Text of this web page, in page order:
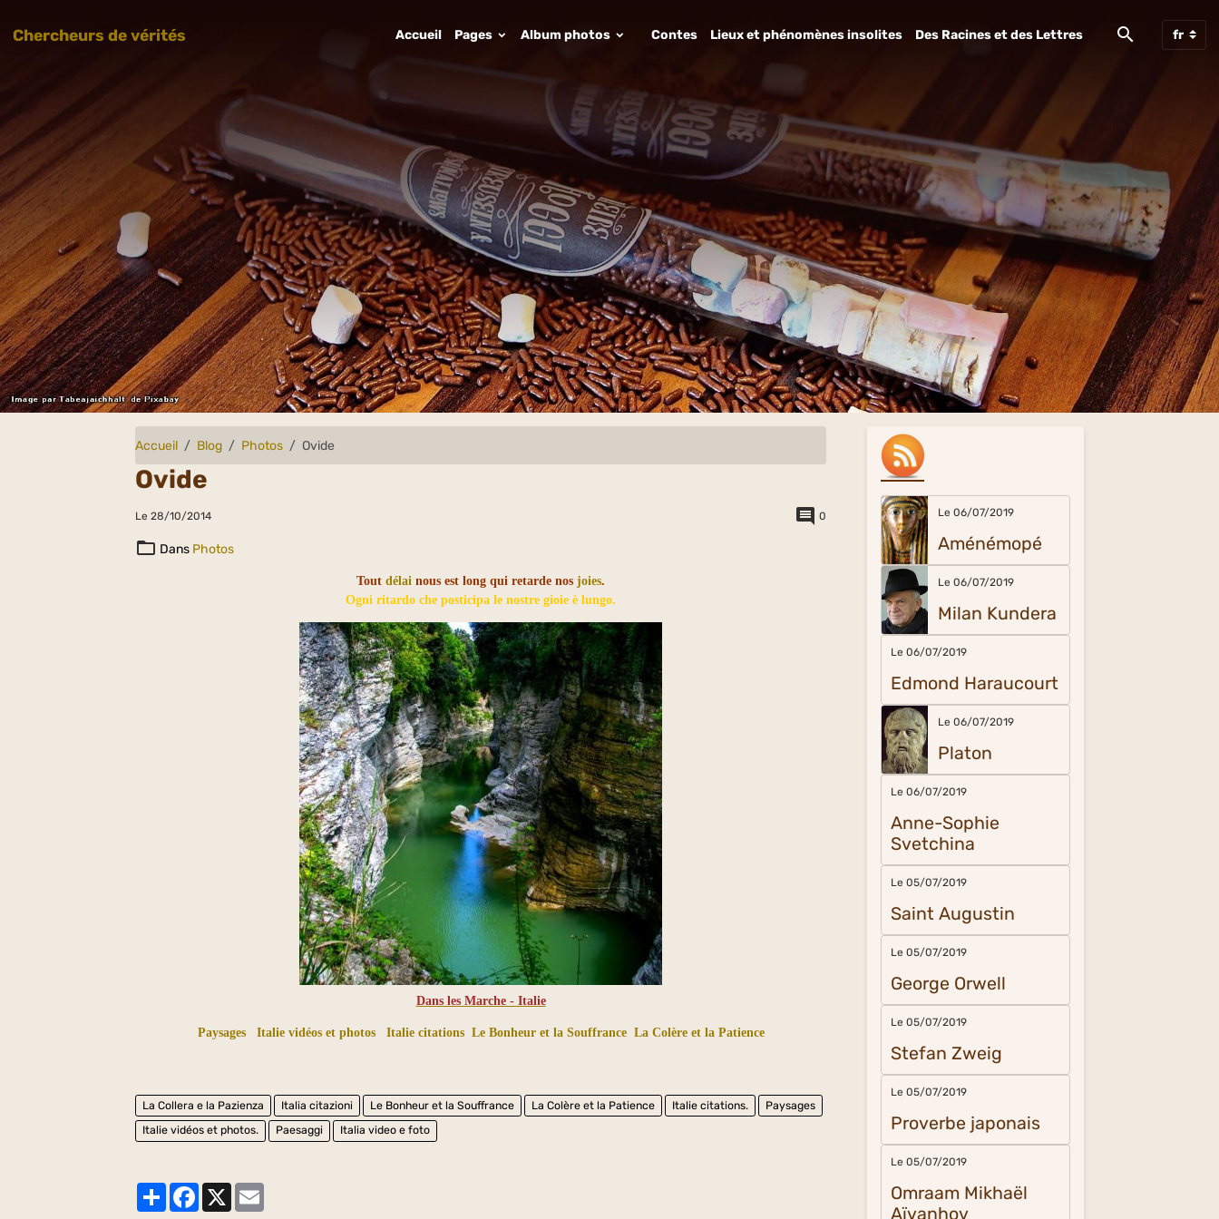
Chercheurs de vérités Accueil Pages Album photos Contes Lieux et phénomènes insolites Des Racines et des Lettres
Accueil Blog Photos Ovide
Ovide
Le 28/10/2014 0
Dans Photos
Toutdélai nous est long qui retarde nosjoies.
Ogni ritardo che posticipa le nostre gioie è lungo.
Dans les Marche - Italie
Paysages Italie vidéos et photos Italie citations Le Bonheur et la Souffrance La Colère et la Patience
La Collera e la Pazienza Italia citazioni Le Bonheur et la Souffrance La Colère et la Patience Italie citations.
Paysages
Italie vidéos et photos.
Paesaggi Italia video e foto
PartagerFacebook
X
Le 06/07/2019
Aménémopé
Le 06/07/2019
Milan Kundera
Le 06/07/2019
Edmond Haraucourt
Le 06/07/2019
Platon
Le 06/07/2019
Anne-Sophie
Svetchina
Le 05/07/2019
Saint Augustin
Le 05/07/2019
George Orwell
Le 05/07/2019
Stefan Zweig
Le 05/07/2019
Proverbe japonais
Le 05/07/2019
Omraam Mikhaël
Aïvanhov